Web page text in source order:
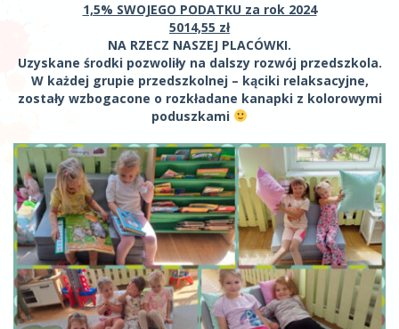
1,5% SWOJEGO PODATKU za rok 2024
5014,55 zł
NA RZECZ NASZEJ PLACÓWKI.
Uzyskane środki pozwoliły na dalszy rozwój przedszkola.
W każdej grupie przedszkolnej – kąciki relaksacyjne,
zostały wzbogacone o rozkładane kanapki z kolorowymi
poduszkami